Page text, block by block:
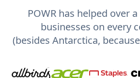
POWR has helped over
businesses on every
(besides Antarctica,